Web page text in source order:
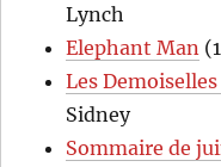
Lynch
Elephant Man
Les
Sidney
Sommaire de